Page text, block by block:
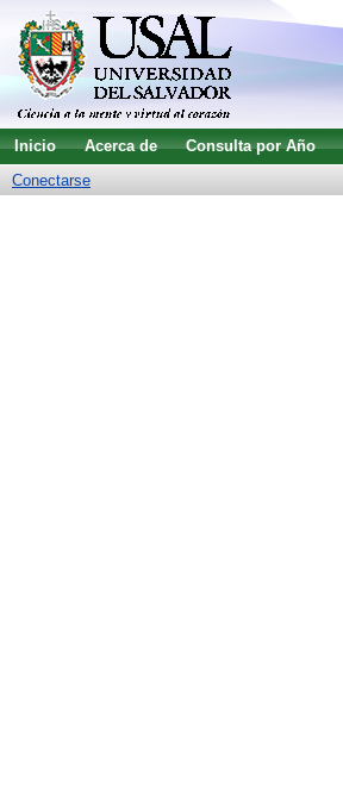
Inicio Acerca de Consulta por Año
Conectarse